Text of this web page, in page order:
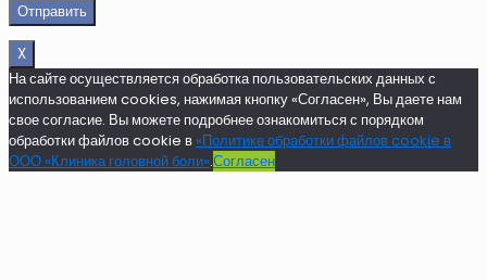
X
На сайте осуществляется обработка пользовательских данных с
использованием cookies, нажимая кнопку «Согласен», Вы даете нам
свое согласие. Вы можете подробнее ознакомиться с порядком
обработки файлов cookie в «Политике обработки файлов cookie в
ООО «Клиника головной боли».Согласен